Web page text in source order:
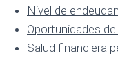
Nivel de
Oportunidades
Salud financiera